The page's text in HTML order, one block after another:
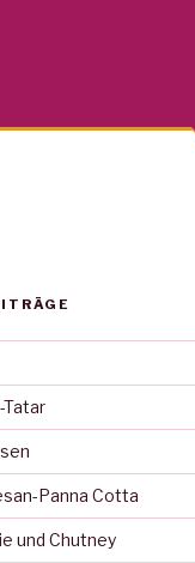
Panna Cotta
und Chutney